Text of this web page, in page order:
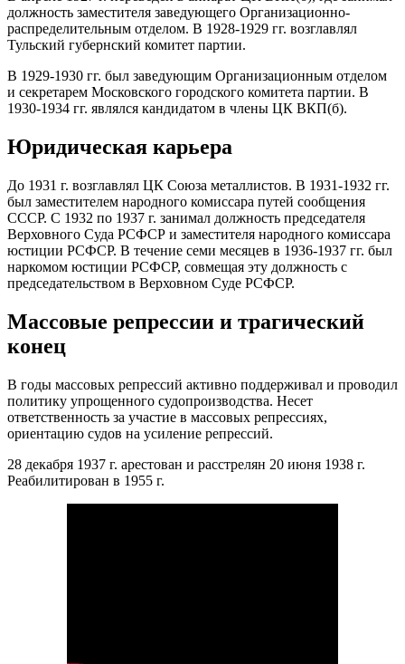
должность заместителя заведующего Организационно-
распределительным отделом. В 1928-1929 гг. возглавлял
Тульский губернский комитет партии.
В 1929-1930 гг. был заведующим Организационным отделом
и секретарем Московского городского комитета партии. В
1930-1934 гг. являлся кандидатом в члены ЦК ВКП(б).
Юридическая карьера
До 1931 г. возглавлял ЦК Союза металлистов. В 1931-1932 гг.
был заместителем народного комиссара путей сообщения
СССР. С 1932 по 1937 г. занимал должность председателя
Верховного Суда РСФСР и заместителя народного комиссара
юстиции РСФСР. В течение семи месяцев в 1936-1937 гг. был
наркомом юстиции РСФСР, совмещая эту должность с
председательством в Верховном Суде РСФСР.
Массовые репрессии и трагический
конец
В годы массовых репрессий активно поддерживал и проводил
политику упрощенного судопроизводства. Несет
ответственность за участие в массовых репрессиях,
ориентацию судов на усиление репрессий.
28 декабря 1937 г. арестован и расстрелян 20 июня 1938 г.
Реабилитирован в 1955 г.